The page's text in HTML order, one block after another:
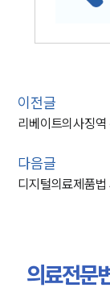
이전글
다음글
디지털의료제품
의료전문